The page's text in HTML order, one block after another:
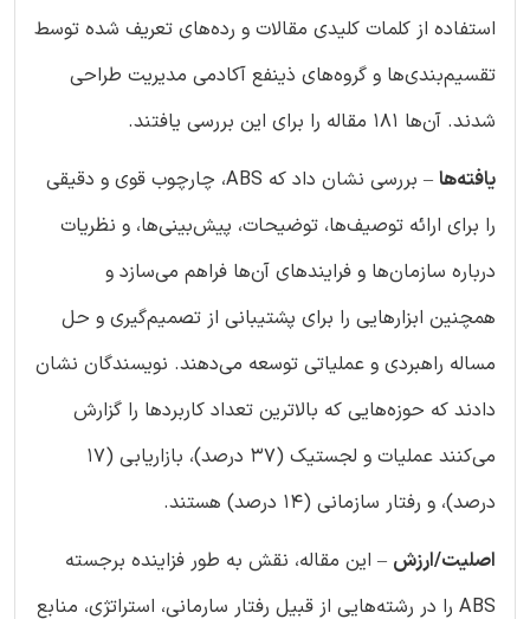
استفاده از کلمات کلیدی مقالات و رده‌های تعریف شده توسط
تقسیم‌بندی‌ها و گروه‌های ذینفع آکادمی مدیریت طراحی
شدند. آن‌ها ۱۸۱ مقاله را برای این بررسی یافتند.
یافته‌ها
– بررسی نشان داد که ABS، چارچوب قوی و دقیقی
را برای ارائه توصیف‌ها، توضیحات، پیش‌بینی‌ها، و نظریات
درباره سازمان‌ها و فرایندهای آن‌ها فراهم می‌سازد و
همچنین ابزارهایی را برای پشتیبانی از تصمیم‌گیری و حل
مساله راهبردی و عملیاتی توسعه می‌دهند. نویسندگان نشان
دادند که حوزه‌هایی که بالاترین تعداد کاربردها را گزارش
می‌کنند عملیات و لجستیک (۳۷ درصد)، بازاریابی (۱۷
درصد)، و رفتار سازمانی (۱۴ درصد) هستند.
اصلیت/ارزش – این مقاله، نقش به طور فزاینده برجسته
ABS را در رشته‌هایی از قبیل رفتار سارمانی، استراتژی، منابع